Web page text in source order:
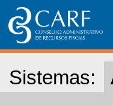
Sistemas: